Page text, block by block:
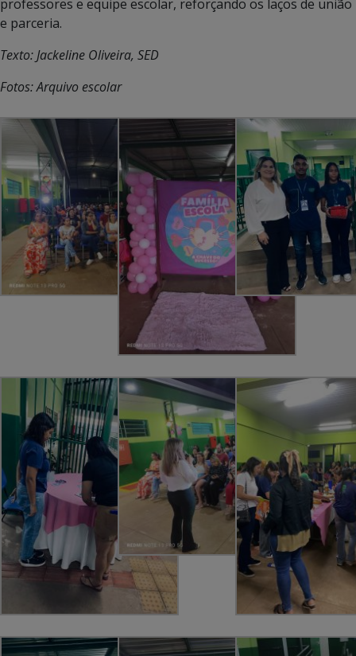
professores e equipe escolar, reforçando os laços de união
e parceria.
Texto: Jackeline Oliveira, SED
Fotos: Arquivo escolar